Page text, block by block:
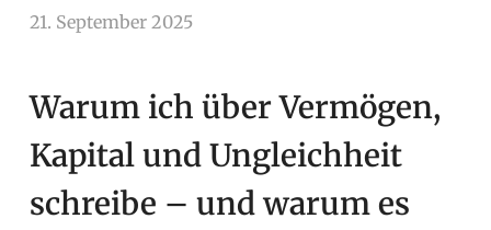
21. September 2025
Warum ich über Vermögen,
Kapital und Ungleichheit
schreibe – und warum es